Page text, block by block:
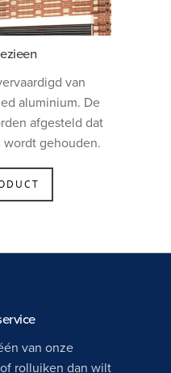
van
aluminium. De
afgesteld dat
gehouden.
van onze
rolluiken dan wilt